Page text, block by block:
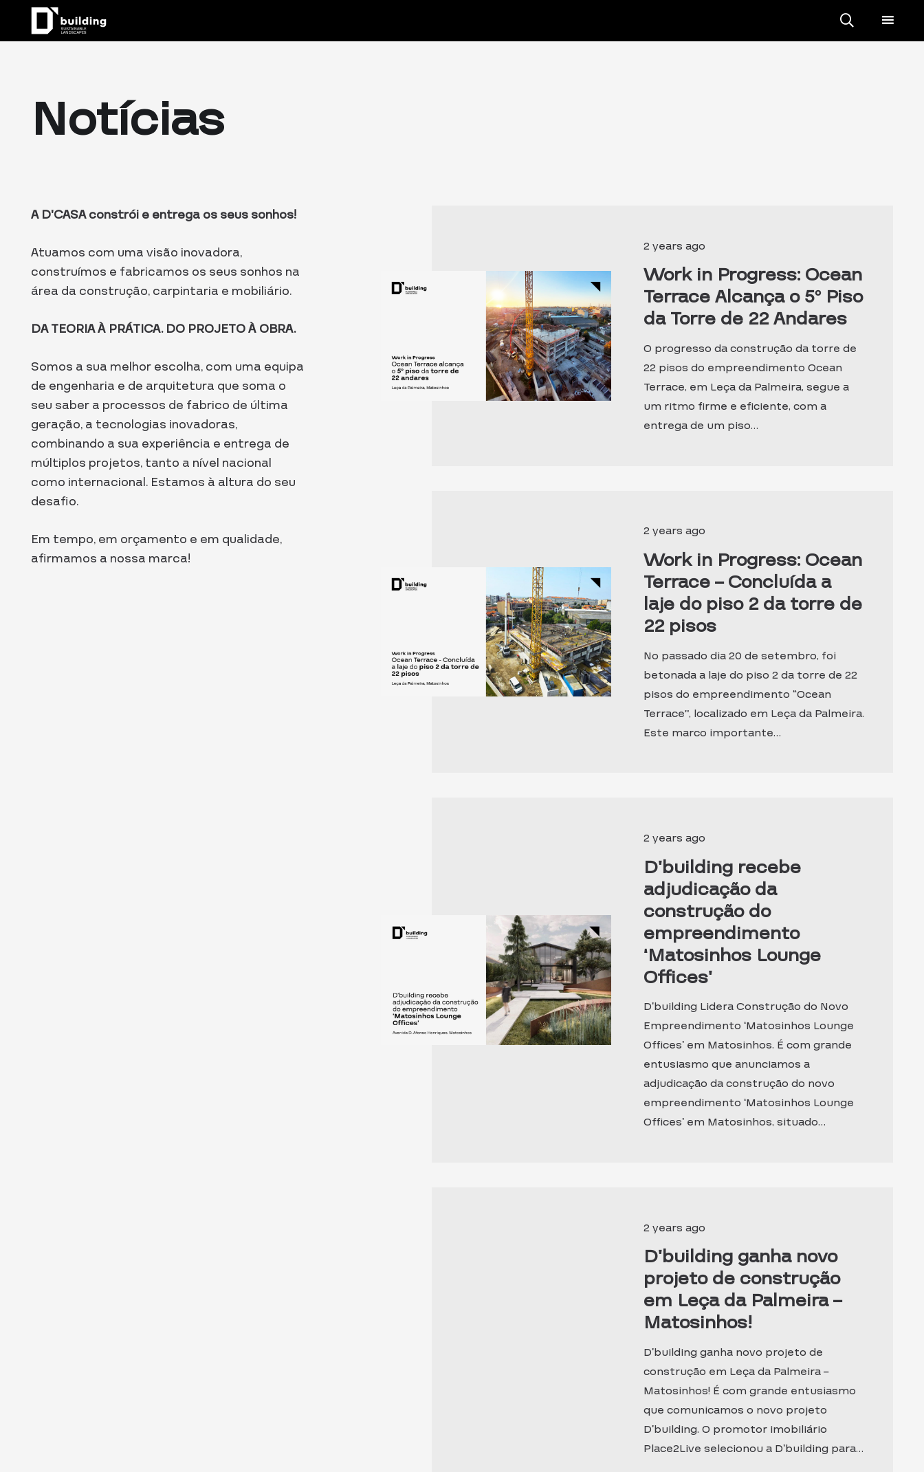
Notícias
A D’CASA constrói e entrega os seus sonhos!
Atuamos com uma visão inovadora,
construímos e fabricamos os seus sonhos na
área da construção, carpintaria e mobiliário.
DA TEORIA À PRÁTICA. DO PROJETO À OBRA.
Somos a sua melhor escolha, com uma equipa
de engenharia e de arquitetura que soma o
seu saber a processos de fabrico de última
geração, a tecnologias inovadoras,
combinando a sua experiência e entrega de
múltiplos projetos, tanto a nível nacional
como internacional. Estamos à altura do seu
desafio.
Em tempo, em orçamento e em qualidade,
afirmamos a nossa marca!
2 years ago
Work in Progress: Ocean
Terrace Alcança o 5º Piso
da Torre de 22 Andares
O progresso da construção da torre de
22 pisos do empreendimento Ocean
Terrace, em Leça da Palmeira, segue a
um ritmo firme e eficiente, com a
entrega de um piso…
2 years ago
Work in Progress: Ocean
Terrace – Concluída a
laje do piso 2 da torre de
22 pisos
No passado dia 20 de setembro, foi
betonada a laje do piso 2 da torre de 22
pisos do empreendimento “Ocean
Terrace”, localizado em Leça da Palmeira.
Este marco importante…
2 years ago
D’building recebe
adjudicação da
construção do
empreendimento
‘Matosinhos Lounge
Offices’
D’building Lidera Construção do Novo
Empreendimento ‘Matosinhos Lounge
Offices’ em Matosinhos. É com grande
entusiasmo que anunciamos a
adjudicação da construção do novo
empreendimento ‘Matosinhos Lounge
Offices’ em Matosinhos, situado…
2 years ago
D’building ganha novo
projeto de construção
em Leça da Palmeira –
Matosinhos!
D’building ganha novo projeto de
construção em Leça da Palmeira –
Matosinhos! É com grande entusiasmo
que comunicamos o novo projeto
D’building. O promotor imobiliário
Place2Live selecionou a D’building para…